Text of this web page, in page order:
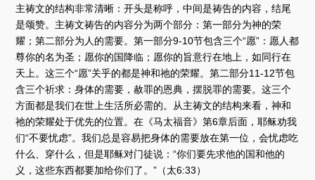
主祷文的结构非常清晰：开头是称呼，中间是祷告的内容，结尾
是颂赞。主祷文祷告的内容分为两个部分：第一部分为神的荣
耀；第二部分为人的需要。第一部分9-10节包含三个“愿”：愿人都
尊你的名为圣；愿你的国降临；愿你的旨意行在地上，如同行在
天上。这三个“愿”关乎的都是神和祂的荣耀。第二部分11-12节包
含三个祈求：身体的需要，赦罪的恩典，摆脱罪的需要。这三个
方面都是我们在世上生活所必需的。从主祷文的结构来看，神和
祂的荣耀处于优先的位置。在《马太福音》第6章后面，耶稣劝我
们“不要忧虑”。我们总是容易把身体的需要放在第一位，会忧虑吃
什么、穿什么，但是耶稣对门徒说：“你们要先求他的国和他的
义，这些东西都要加给你们了。”（太6:33）